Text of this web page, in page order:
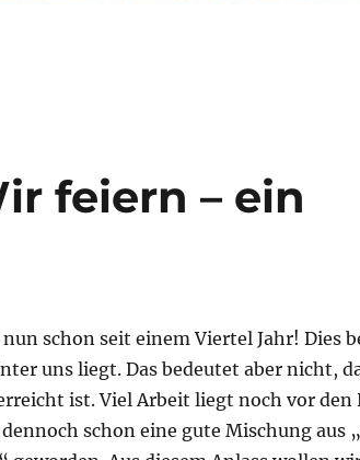
feiern – ein
nun schon seit einem Viertel Jahr! Dies
uns liegt. Das bedeutet aber nicht,
ist. Viel Arbeit liegt noch vor
dennoch schon eine gute Mischung aus